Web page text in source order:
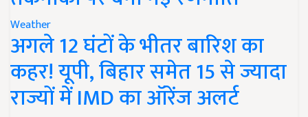
Weather
अगले 12 घंटों के भीतर बारिश का
कहर! यूपी, बिहार समेत 15 से ज्यादा
राज्यों में IMD का ऑरेंज अलर्ट